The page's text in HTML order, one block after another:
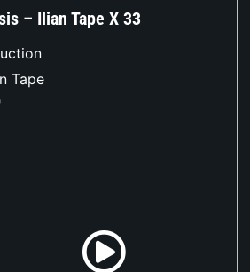
– Ilian Tape X 33
Tape